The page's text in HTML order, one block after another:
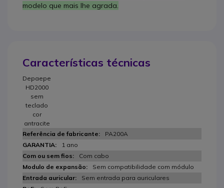
modelo que mais lhe agrada.
Características técnicas
Depaepe
HD2000
sem
teclado
cor
antracite
PA200A
1 ano
Com cabo
Sem compatibilidade com módulo
Sem entrada para auriculares